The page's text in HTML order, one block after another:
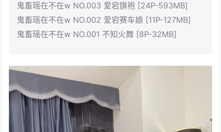
鬼畜瑶在不在w NO.003 爱宕旗袍 [24P-593MB]
鬼畜瑶在不在w NO.002 爱宕赛车娘 [11P-127MB]
鬼畜瑶在不在w NO.001 不知火舞 [8P-32MB]